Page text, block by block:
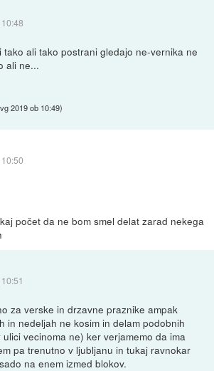
tako ali tako postrani gledajo ne-vernika ne
ali ne...
2019 ob 10:49)
počet da ne bom smel delat zarad nekega
za verske in drzavne praznike ampak
in nedeljah ne kosim in delam podobnih
vecinoma ne) ker verjamemo da ima
pa trenutno v ljubljanu in tukaj ravnokar
na enem izmed blokov.